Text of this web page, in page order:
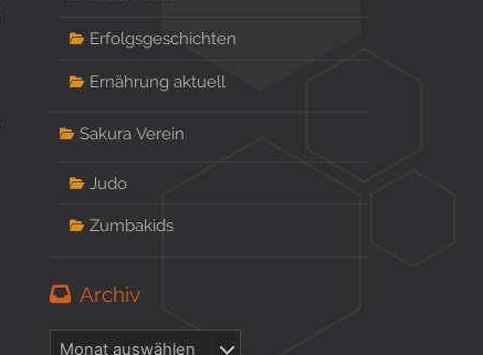
Erfolgsgeschichten
Ernährung aktuell
Sakura Verein
Judo
Zumbakids
Archiv